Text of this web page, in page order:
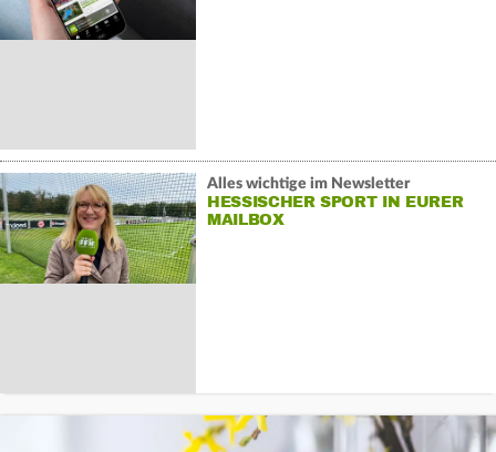
Alles wichtige im Newsletter
HESSISCHER SPORT IN EURER
MAILBOX